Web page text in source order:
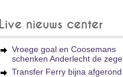
Live nieuws center
Vroege goal en Coosemans
schenken Anderlecht de zege
Transfer Ferry bijna afgerond